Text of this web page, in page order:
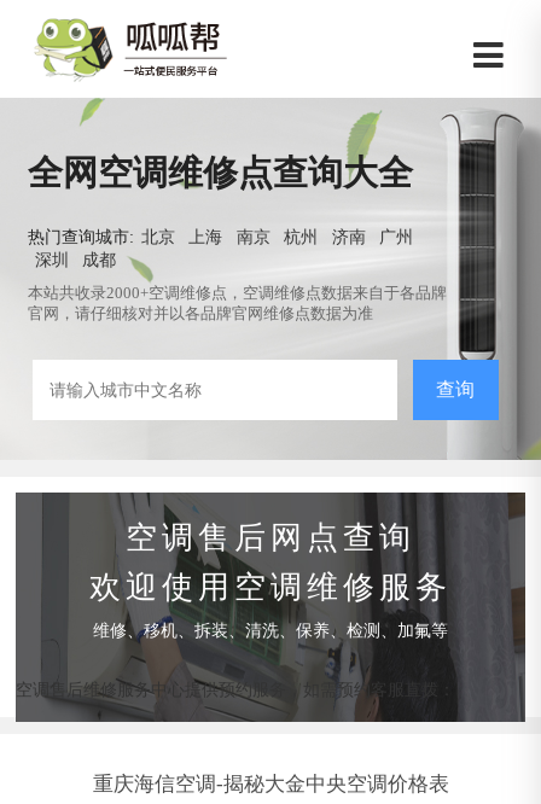
全网空调维修点查询大全
热门查询城市: 北京 上海 南京 杭州 济南
广州
深圳
成都
本站共收录2000+空调维修点，空调维修点数据来自于各品牌
官网，请仔细核对并以各品牌官网维修点数据为准
查询
空调售后网点查询
欢迎使用空调维修服务
维修、移机、拆装、清洗、保养、检测、加氟等
空调售后维修服务中心提供预约服务，如需预约客服直拨：
重庆海信空调-揭秘大金中央空调价格表